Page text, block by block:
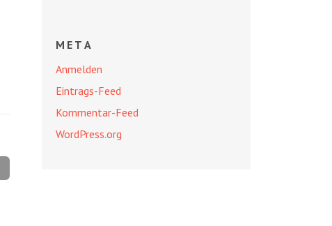
META
Anmelden
Eintrags-Feed
Kommentar-Feed
WordPress.org